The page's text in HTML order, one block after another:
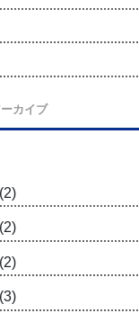
カイブ
(2)
(2)
(2)
(3)